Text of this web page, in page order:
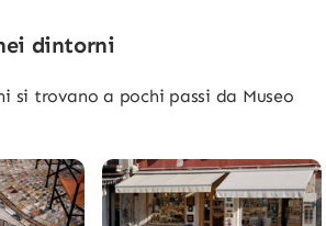
dintorni
si trovano a pochi passi da Museo